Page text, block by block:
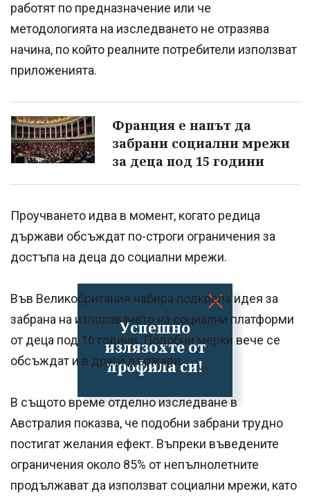
Успешно
излязохте от
профила си!
работят по предназначение или че
методологията на изследването не отразява
начина, по който реалните потребители използват
приложенията.
Франция е напът да
забрани социални мрежи
за деца под 15 години
Проучването идва в момент, когато редица
държави обсъждат по-строги ограничения за
достъпа на деца до социални мрежи.
Във Великобритания набира подкрепа идея за
забрана на използването на социални платформи
от деца под 16 години. Подобни мерки вече се
обсъждат и в други държави.
В същото време отделно изследване в
Австралия показва, че подобни забрани трудно
постигат желания ефект. Въпреки въведените
ограничения около 85% от непълнолетните
продължават да използват социални мрежи, като